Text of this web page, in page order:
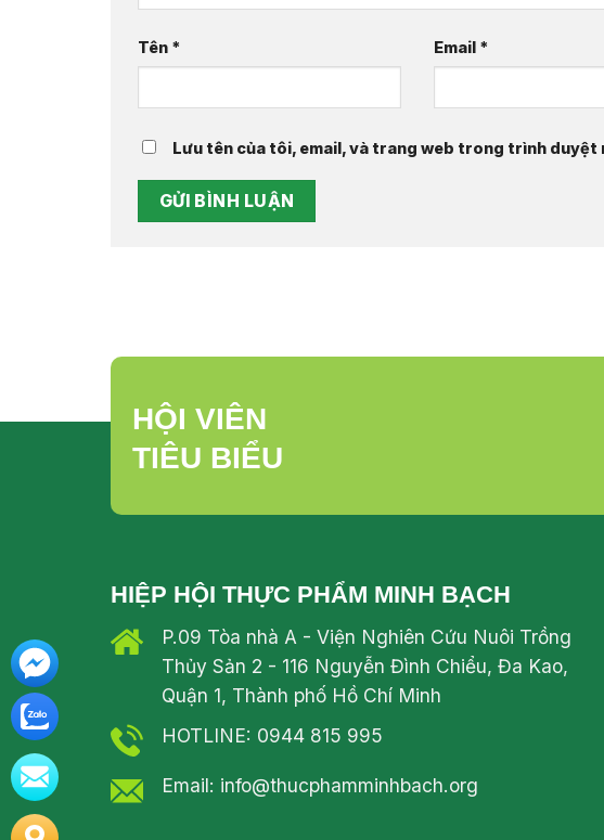
Tên * Email *
Lưu tên của tôi, email, và trang web trong trình duyệt
HỘI VIÊN
TIÊU BIỂU
HIỆP HỘI THỰC PHẨM MINH BẠCH
P.09 Tòa nhà A - Viện Nghiên Cứu Nuôi Trồng
Thủy Sản 2 - 116 Nguyễn Đình Chiểu, Đa Kao,
Quận 1, Thành phố Hồ Chí Minh
HOTLINE: 0944 815 995
Email: info@thucphamminhbach.org